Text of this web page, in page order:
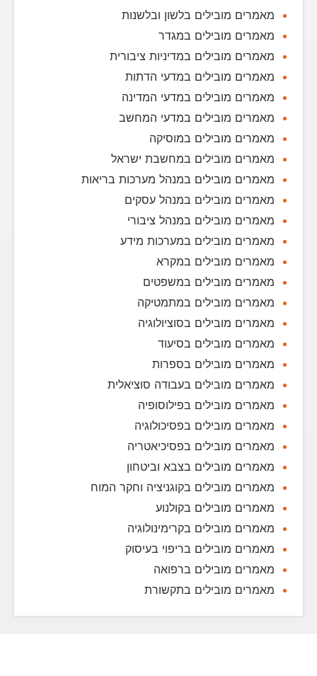
מאמרים מובילים בלשון ובלשנות
מאמרים מובילים במגדר
מאמרים מובילים במדיניות ציבורית
מאמרים מובילים במדעי הדתות
מאמרים מובילים במדעי המדינה
מאמרים מובילים במדעי המחשב
מאמרים מובילים במוסיקה
מאמרים מובילים במחשבת ישראל
מאמרים מובילים במנהל מערכות בריאות
מאמרים מובילים במנהל עסקים
מאמרים מובילים במנהל ציבורי
מאמרים מובילים במערכות מידע
מאמרים מובילים במקרא
מאמרים מובילים במשפטים
מאמרים מובילים במתמטיקה
מאמרים מובילים בסוציולוגיה
מאמרים מובילים בסיעוד
מאמרים מובילים בספרות
מאמרים מובילים בעבודה סוציאלית
מאמרים מובילים בפילוסופיה
מאמרים מובילים בפסיכולוגיה
מאמרים מובילים בפסיכיאטריה
מאמרים מובילים בצבא וביטחון
מאמרים מובילים בקוגניציה וחקר המוח
מאמרים מובילים בקולנוע
מאמרים מובילים בקרימינולוגיה
מאמרים מובילים בריפוי בעיסוק
מאמרים מובילים ברפואה
מאמרים מובילים בתקשורת